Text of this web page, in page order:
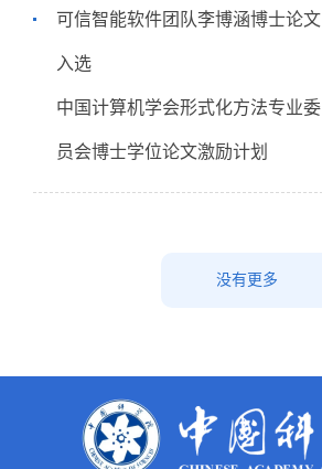
可信智能软件团队李博涵博士论文
入选
中国计算机学会形式化方法专业委
员会博士学位论文激励计划
没有更多